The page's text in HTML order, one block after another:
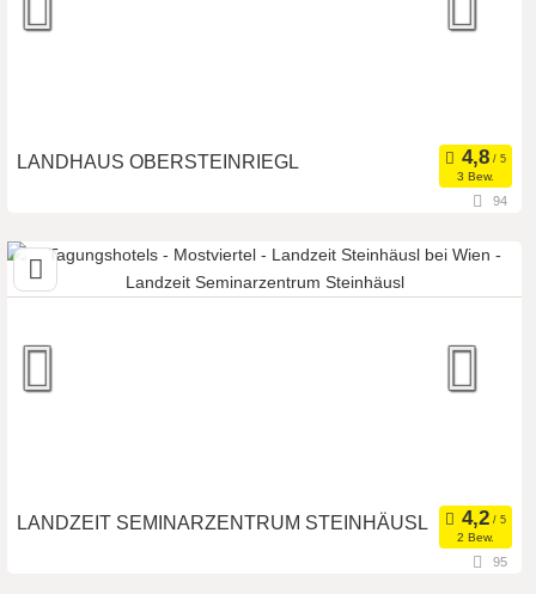
LANDHAUS OBERSTEINRIEGL
3 Bew.
Art der Location: Meetingroom Eventlocation
94
LANDZEIT SEMINARZENTRUM STEINHÄUSL
2 Bew.
95